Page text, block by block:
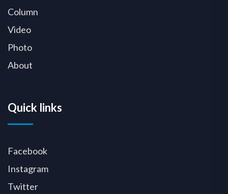
Column
Video
Photo
About
Quick links
Facebook
Instagram
Twitter